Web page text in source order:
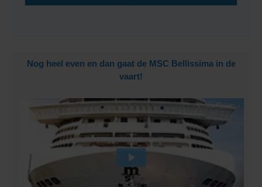
Nog heel even en dan gaat de MSC Bellissima in de
vaart!